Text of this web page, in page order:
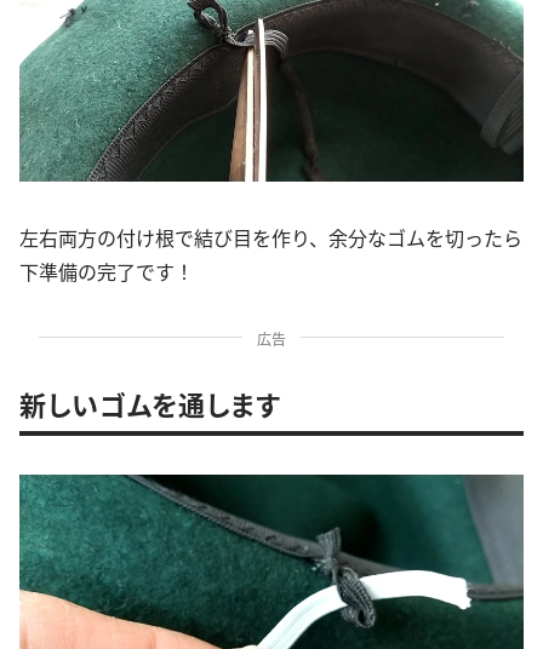
左右両方の付け根で結び目を作り、余分なゴムを切ったら
下準備の完了です！
広告
新しいゴムを通します